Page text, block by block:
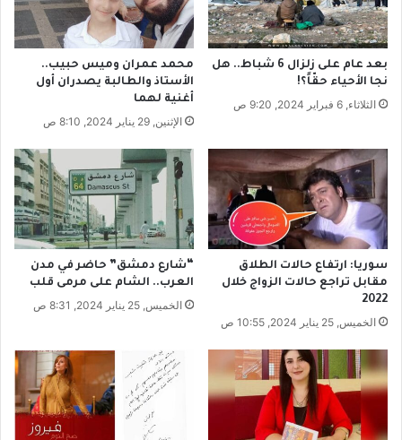
ن
"
ن
ق
ص
ل
د
ه
إ
ل
ى
م
د
ة
ك
ي
بعد عام على زلزال 6 شباط.. هل
نجا الأحياء حقّاً؟!
الثلاثاء, 6 فبراير 2024, 9:20 ص
محمد عمران وميس حبيب..
الأستاذ والطالبة يصدران أول
أغنية لهما
الإثنين, 29 يناير 2024, 8:10 ص
سوريا: ارتفاع حالات الطلاق
مقابل تراجع حالات الزواج خلال
2022
الخميس, 25 يناير 2024, 10:55 ص
“شارع دمشق” حاضر في مدن
العرب.. الشام على مرمى قلب
الخميس, 25 يناير 2024, 8:31 ص